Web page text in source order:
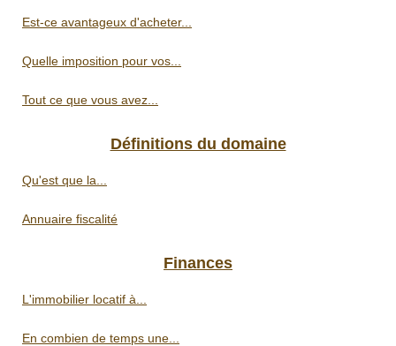
Est-ce avantageux d'acheter...
Quelle imposition pour vos...
Tout ce que vous avez...
Définitions du domaine
Qu'est que la...
Annuaire fiscalité
Finances
L'immobilier locatif à...
En combien de temps une...